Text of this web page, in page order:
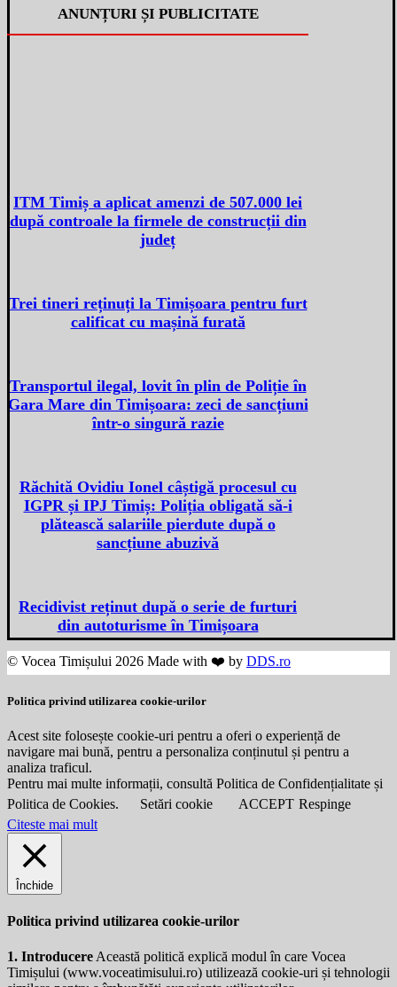
ANUNȚURI ȘI PUBLICITATE
ITM Timiș a aplicat amenzi de 507.000 lei
după controale la firmele de construcții din
județ
Trei tineri reținuți la Timișoara pentru furt
calificat cu mașină furată
Transportul ilegal, lovit în plin de Poliție în
Gara Mare din Timișoara: zeci de sancțiuni
într-o singură razie
Răchită Ovidiu Ionel câștigă procesul cu
IGPR și IPJ Timiș: Poliția obligată să-i
plătească salariile pierdute după o
sancțiune abuzivă
Recidivist reținut după o serie de furturi
din autoturisme în Timișoara
© Vocea Timișului 2026 Made with ❤️ by DDS.ro
Politica privind utilizarea cookie-urilor
Acest site folosește cookie-uri pentru a oferi o experiență de
navigare mai bună, pentru a personaliza conținutul și pentru a
analiza traficul.
Pentru mai multe informații, consultă Politica de Confidențialitate și
Politica de Cookies.
Setări cookie ACCEPT Respinge
Citeste mai mult
Închide
Politica privind utilizarea cookie-urilor
1. Introducere Această politică explică modul în care Vocea
Timișului (www.voceatimisului.ro) utilizează cookie-uri și tehnologii